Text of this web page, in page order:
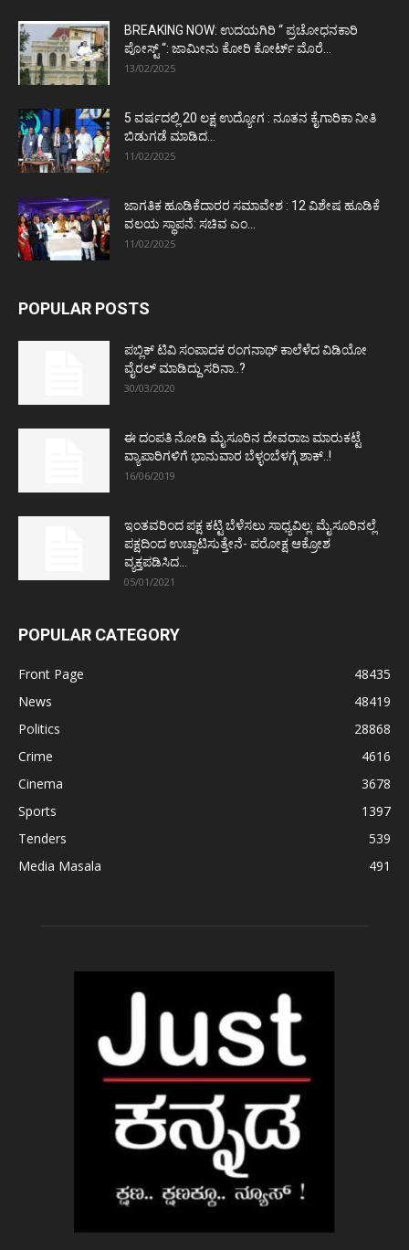
BREAKING NOW: ಉದಯಗಿರಿ “ ಪ್ರಚೋಧನಕಾರಿ
ಪೋಸ್ಟ್‌ “: ಜಾಮೀನು ಕೋರಿ ಕೋರ್ಟ್‌ ಮೊರೆ...
13/02/2025
5 ವರ್ಷದಲ್ಲಿ 20 ಲಕ್ಷ ಉದ್ಯೋಗ : ನೂತನ ಕೈಗಾರಿಕಾ ನೀತಿ
ಬಿಡುಗಡೆ ಮಾಡಿದ...
11/02/2025
ಜಾಗತಿಕ ಹೂಡಿಕೆದಾರರ ಸಮಾವೇಶ : 12 ವಿಶೇಷ ಹೂಡಿಕೆ
ವಲಯ ಸ್ಥಾಪನೆ: ಸಚಿವ ಎಂ...
11/02/2025
POPULAR POSTS
ಪಬ್ಲಿಕ್ ಟಿವಿ ಸಂಪಾದಕ ರಂಗನಾಥ್ ಕಾಲೆಳೆದ ವಿಡಿಯೋ
ವೈರಲ್ ಮಾಡಿದ್ದು ಸರಿನಾ..?
30/03/2020
ಈ ದಂಪತಿ ನೋಡಿ ಮೈಸೂರಿನ ದೇವರಾಜ ಮಾರುಕಟ್ಟೆ
ವ್ಯಾಪಾರಿಗಳಿಗೆ ಭಾನುವಾರ ಬೆಳ್ಳಂಬೆಳಗ್ಗೆ ಶಾಕ್..!
16/06/2019
ಇಂತವರಿಂದ ಪಕ್ಷ ಕಟ್ಟಿ ಬೆಳೆಸಲು ಸಾಧ್ಯವಿಲ್ಲ: ಮೈಸೂರಿನಲ್ಲೆ
ಪಕ್ಷದಿಂದ ಉಚ್ಚಾಟಿಸುತ್ತೇನೆ- ಪರೋಕ್ಷ ಆಕ್ರೋಶ
ವ್ಯಕ್ತಪಡಿಸಿದ...
05/01/2021
POPULAR CATEGORY
Front Page
48435
News
48419
Politics
28868
Crime
4616
Cinema
3678
Sports
1397
Tenders
539
Media Masala
491